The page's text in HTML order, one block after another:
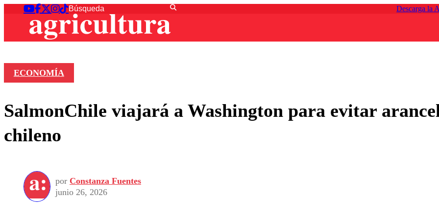
Descarga la
ECONOMÍA
SalmonChile viajará a Washington para evitar
chileno
por Constanza Fuentes
junio 26, 2026